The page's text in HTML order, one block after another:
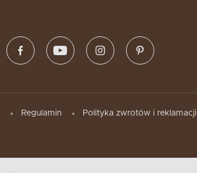
Regulamin Polityka zwrotów i reklamacji